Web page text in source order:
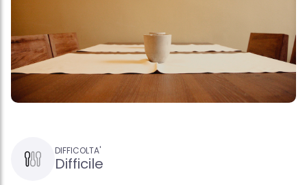
DIFFICOLTA'
Difficile